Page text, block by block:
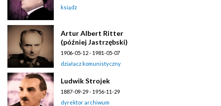
ksiądz
Artur Albert Ritter
(później Jastrzębski)
1906-05-12 - 1981-05-07
działacz komunistyczny
Ludwik Strojek
1887-09-29 - 1956-11-29
dyrektor archiwum